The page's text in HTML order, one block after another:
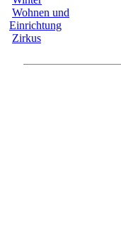
Wohnen und
Einrichtung
Zirkus